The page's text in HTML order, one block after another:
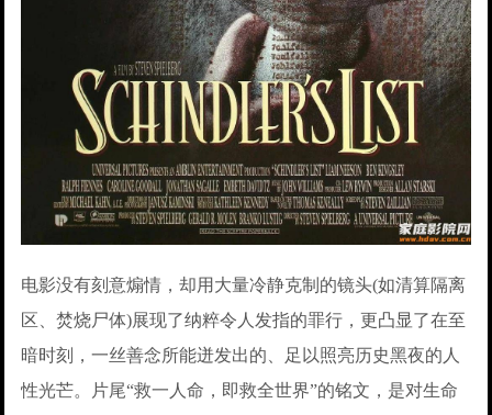
电影没有刻意煽情，却用大量冷静克制的镜头(如清算隔离
区、焚烧尸体)展现了纳粹令人发指的罪行，更凸显了在至
暗时刻，一丝善念所能迸发出的、足以照亮历史黑夜的人
性光芒。片尾“救一人命，即救全世界”的铭文，是对生命